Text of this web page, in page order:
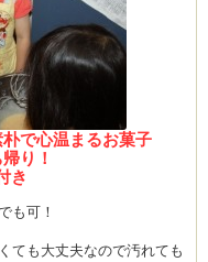
で心温まるお菓子
り！
き
も可！
も大丈夫なので汚れても